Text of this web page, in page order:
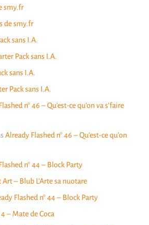
smy.fr
de smy.fr
sans I.A.
Pack sans I.A.
sans I.A.
Pack sans I.A.
n° 46 – Qu’est-ce qu’on va s’faire
Already Flashed n° 46 – Qu’est-ce qu’on
n° 44 – Block Party
Art – Blub L’Arte sa nuotare
Flashed n° 44 – Block Party
– Mate de Coca